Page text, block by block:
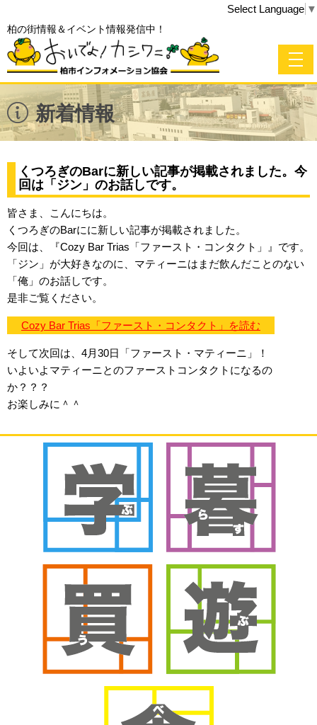
柏の街情報＆イベント情報発信中！
Select Language ▼
新着情報
くつろぎのBarに新しい記事が掲載されました。今
回は「ジン」のお話しです。
皆さま、こんにちは。
くつろぎのBarにに新しい記事が掲載されました。
今回は、『Cozy Bar Trias「ファースト・コンタクト」』です。
「ジン」が大好きなのに、マティーニはまだ飲んだことのない
「俺」のお話しです。
是非ご覧ください。
Cozy Bar Trias「ファースト・コンタクト」を読む
そして次回は、4月30日「ファースト・マティーニ」！
いよいよマティーニとのファーストコンタクトになるの
か？？？
お楽しみに＾＾